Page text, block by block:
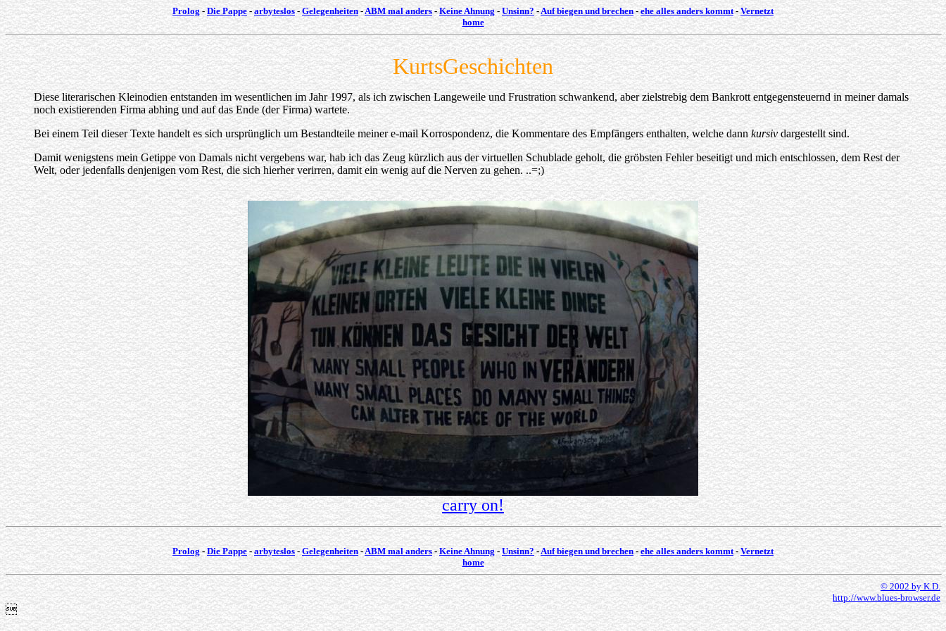
Prolog -Die Pappe-arbyteslos- Gelegenheiten-ABM mal anders-Keine Ahnung-Unsinn?-Auf biegen und brechen-ehe alles anders kommt- Vernetzt
home
KurtsGeschichten
Diese literarischen Kleinodien entstanden im wesentlichen im Jahr 1997, als ich zwischen Langeweile und Frustration schwankend, aber zielstrebig dem Bankrott entgegensteuernd in meiner damals
noch existierenden Firma abhing und auf das Ende (der Firma) wartete.
Bei einem Teil dieser Texte handelt es sich ursprünglich um Bestandteile meiner e-mail Korrospondenz, die Kommentare des Empfängers enthalten, welche dannkursivdargestellt sind.
Damit wenigstens mein Getippe von Damals nicht vergebens war, hab ich das Zeug kürzlich aus der virtuellen Schublade geholt, die gröbsten Fehler beseitigt und mich entschlossen, dem Rest der
Welt, oder jedenfalls denjenigen vom Rest, die sich hierher verirren, damit ein wenig auf die Nerven zu gehen. ..=;)
carry on!
Prolog-Die Pappe -arbyteslos -Gelegenheiten-ABM mal anders-Keine Ahnung- Unsinn?-Auf biegen und brechen- ehe alles anders kommt- Vernetzt
home
© 2002 by K.D.
http://www.blues-browser.de
